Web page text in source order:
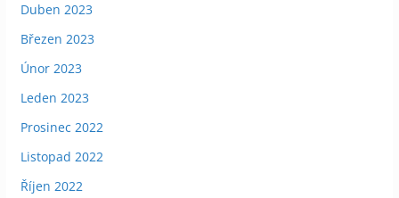
Duben 2023
Březen 2023
Únor 2023
Leden 2023
Prosinec 2022
Listopad 2022
Říjen 2022